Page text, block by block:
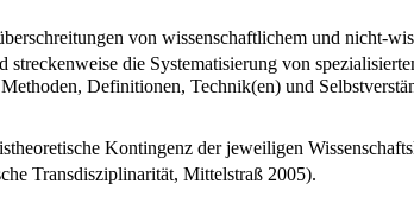
von wissenschaftlichem und nicht-
die Systematisierung von
Definitionen, Technik(en) und
Kontingenz der jeweiligen
Transdisziplinarität, Mittelstraß 2005).